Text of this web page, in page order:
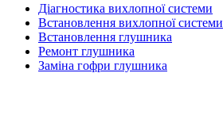
Діагностика вихлопної системи
Встановлення вихлопної системи
Встановлення глушника
Ремонт глушника
Заміна гофри глушника